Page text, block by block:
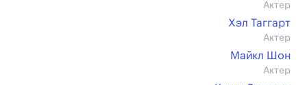
Актер
Хэл Таггарт
Актер
Майкл Шон
Актер